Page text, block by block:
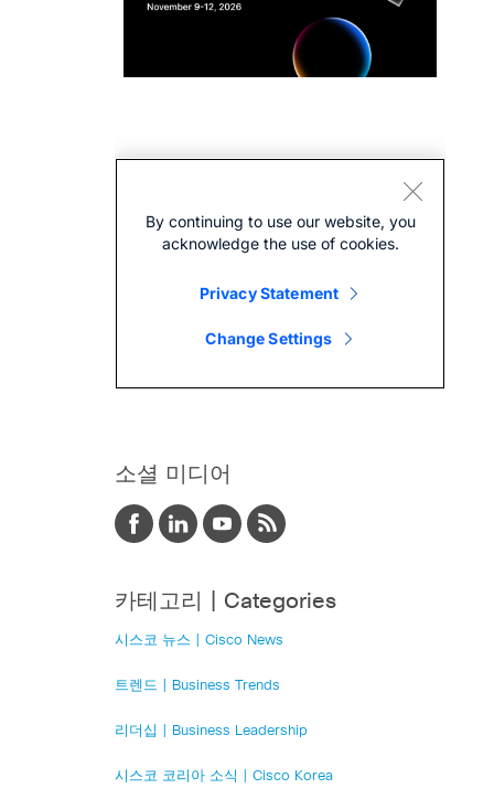
소셜 미디어
카테고리 | Categories
시스코 뉴스 | Cisco News
트렌드 | Business Trends
리더십 | Business Leadership
시스코 코리아 소식 | Cisco Korea